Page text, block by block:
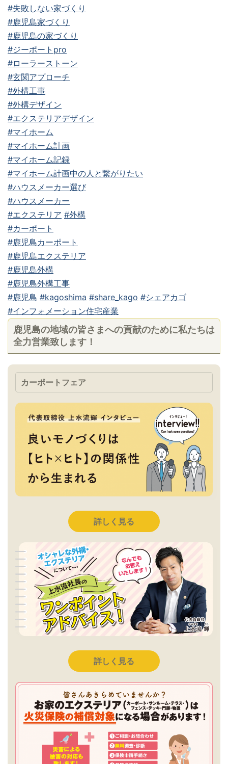
#失敗しない家づくり
#鹿児島家づくり
#鹿児島の家づくり
#ジーポートpro
#ローラーストーン
#玄関アプローチ
#外構工事
#外構デザイン
#エクステリアデザイン
#マイホーム
#マイホーム計画
#マイホーム記録
#マイホーム計画中の人と繋がりたい
#ハウスメーカー選び
#ハウスメーカー
#エクステリア #外構
#カーポート
#鹿児島カーポート
#鹿児島エクステリア
#鹿児島外構
#鹿児島外構工事
#鹿児島 #kagoshima #share_kago #シェアカゴ
#インフォメーション住宅産業
鹿児島の地域の皆さまへの貢献のために私たちは
全力営業致します！
カーポートフェア
詳しく見る
詳しく見る